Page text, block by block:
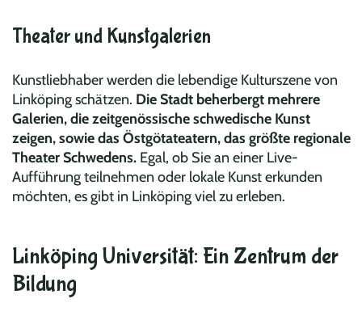
Theater und Kunstgalerien
Kunstliebhaber werden die lebendige Kulturszene von
Linköping schätzen. Die Stadt beherbergt mehrere
Galerien, die zeitgenössische schwedische Kunst
zeigen, sowie das Östgötateatern, das größte regionale
Theater Schwedens. Egal, ob Sie an einer Live-
Aufführung teilnehmen oder lokale Kunst erkunden
möchten, es gibt in Linköping viel zu erleben.
Linköping Universität: Ein Zentrum der
Bildung